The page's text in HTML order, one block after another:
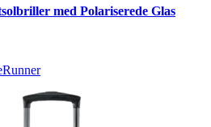
med Polariserede Glas